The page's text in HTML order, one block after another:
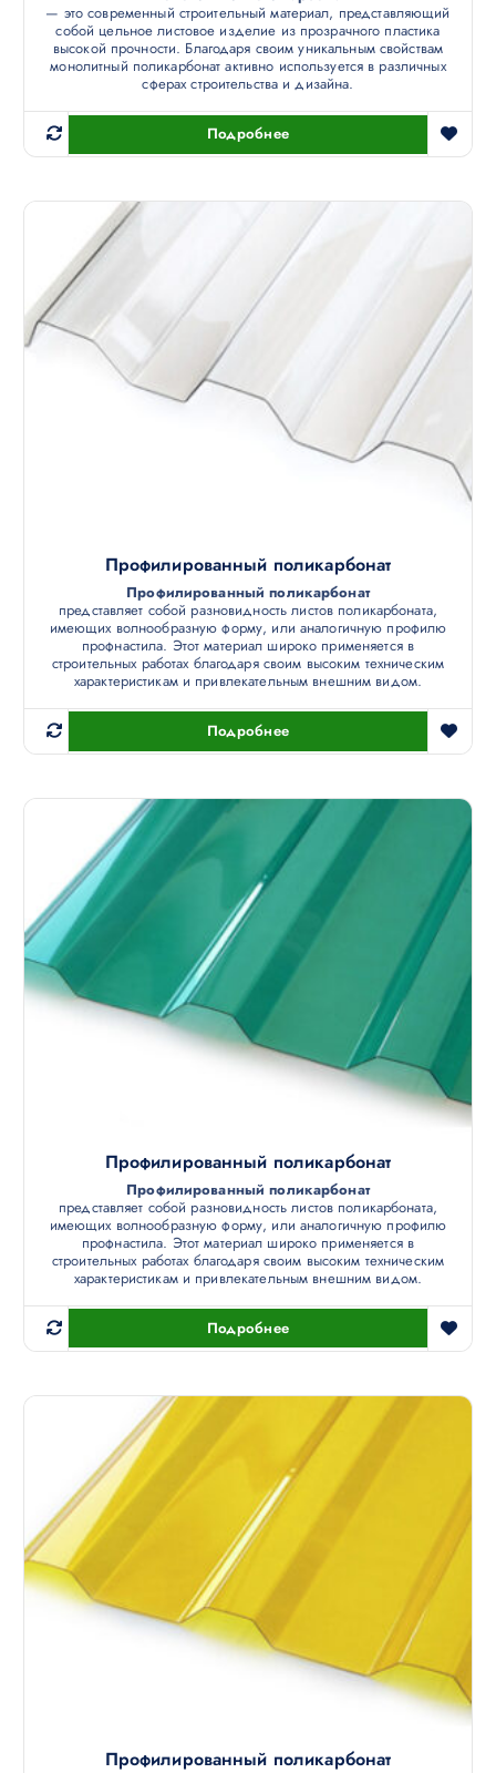
— это современный строительный материал, представляющий
собой цельное листовое изделие из прозрачного пластика
высокой прочности. Благодаря своим уникальным свойствам
монолитный поликарбонат активно используется в различных
сферах строительства и дизайна.
Подробнее
Профилированный поликарбонат
Профилированный поликарбонат
представляет собой разновидность листов поликарбоната,
имеющих волнообразную форму, или аналогичную профилю
профнастила. Этот материал широко применяется в
строительных работах благодаря своим высоким техническим
характеристикам и привлекательным внешним видом.
Подробнее
Профилированный поликарбонат
Профилированный поликарбонат
представляет собой разновидность листов поликарбоната,
имеющих волнообразную форму, или аналогичную профилю
профнастила. Этот материал широко применяется в
строительных работах благодаря своим высоким техническим
характеристикам и привлекательным внешним видом.
Подробнее
Профилированный поликарбонат